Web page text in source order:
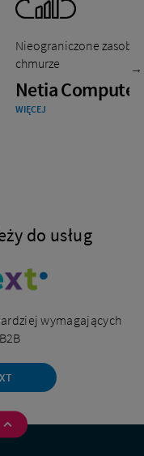
Nieograniczone zasoby
chmurze
Netia Compute
WIĘCEJ
do usług
wymagających